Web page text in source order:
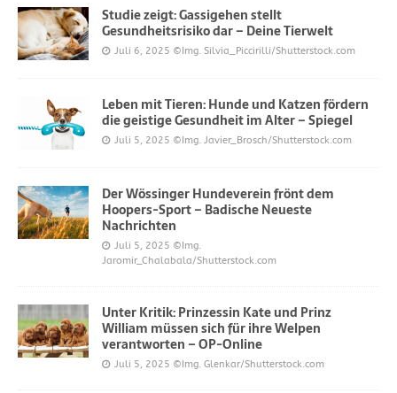
Studie zeigt: Gassigehen stellt
Gesundheitsrisiko dar – Deine Tierwelt
Juli 6, 2025 ©Img. Silvia_Piccirilli/Shutterstock.com
Leben mit Tieren: Hunde und Katzen fördern
die geistige Gesundheit im Alter – Spiegel
Juli 5, 2025 ©Img. Javier_Brosch/Shutterstock.com
Der Wössinger Hundeverein frönt dem
Hoopers-Sport – Badische Neueste
Nachrichten
Juli 5, 2025 ©Img.
Jaromir_Chalabala/Shutterstock.com
Unter Kritik: Prinzessin Kate und Prinz
William müssen sich für ihre Welpen
verantworten – OP-Online
Juli 5, 2025 ©Img. Glenkar/Shutterstock.com